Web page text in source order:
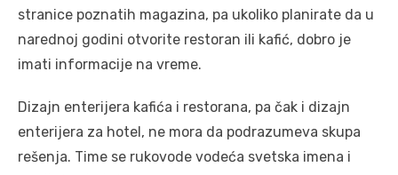
stranice poznatih magazina, pa ukoliko planirate da u
narednoj godini otvorite restoran ili kafić, dobro je
imati informacije na vreme.
Dizajn enterijera kafića i restorana, pa čak i dizajn
enterijera za hotel, ne mora da podrazumeva skupa
rešenja. Time se rukovode vodeća svetska imena i